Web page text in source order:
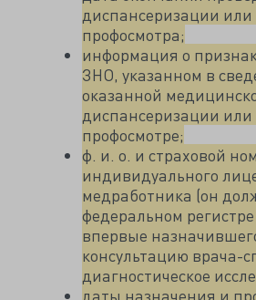
диспансеризации
профосмотра;
информация о
ЗНО, указанном в
оказанной
диспансеризации
профосмотре;
ф. и. о. и страховой
индивидуального
медработника (он
федеральном
впервые
консультацию врача-
диагностическое
даты назначения и